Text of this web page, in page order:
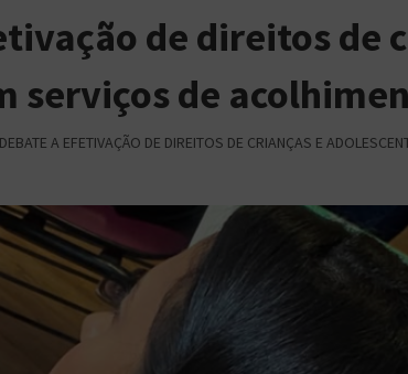
de direitos de
serviços de
A EFETIVAÇÃO DE DIREITOS DE CRIANÇAS E